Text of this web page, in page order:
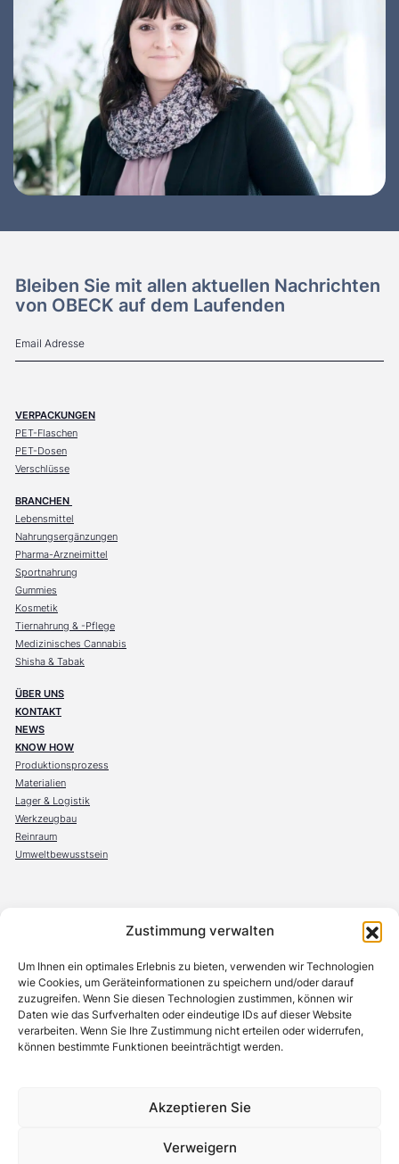
Zustimmung verwalten
Um Ihnen ein optimales Erlebnis zu bieten, verwenden wir Technologien
wie Cookies, um Geräteinformationen zu speichern und/oder darauf
zuzugreifen. Wenn Sie diesen Technologien zustimmen, können wir
Daten wie das Surfverhalten oder eindeutige IDs auf dieser Website
verarbeiten. Wenn Sie Ihre Zustimmung nicht erteilen oder widerrufen,
können bestimmte Funktionen beeinträchtigt werden.
Akzeptieren Sie
Verweigern
VERPACKUNGEN
PET-Flaschen
PET-Dosen
Verschlüsse
BRANCHEN
Lebensmittel
Nahrungsergänzungen
Pharma-Arzneimittel
Sportnahrung
Gummies
Kosmetik
Tiernahrung & -Pflege
Medizinisches Cannabis
Shisha & Tabak
ÜBER UNS
KONTAKT
NEWS
KNOW HOW
Produktionsprozess
Materialien
Lager & Logistik
Werkzeugbau
Reinraum
Umweltbewusstsein
Bleiben Sie mit allen aktuellen Nachrichten
von OBECK auf dem Laufenden
OBECK Verpackungen GmbH
96524 Föritztal
Deutschland
OBECK Belgium s.r.l
Avenue de l’Innovation 1
7822 Ghislenghien